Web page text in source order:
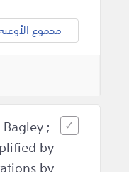
مجموع
;
by
by